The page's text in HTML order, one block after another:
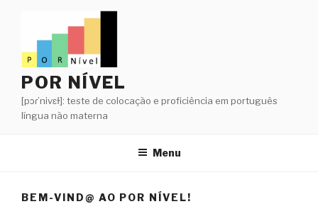
conteúdo
POR NÍVEL
[pɔɾ’nivɛɫ]: teste de colocação e proficiência em português
língua não materna
Menu
BEM-VIND@ AO POR NÍVEL!